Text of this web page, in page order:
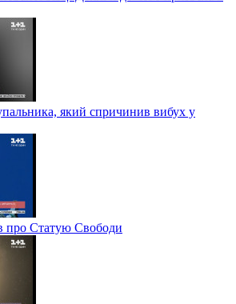
який спричинив вибух у
про Статую Свободи